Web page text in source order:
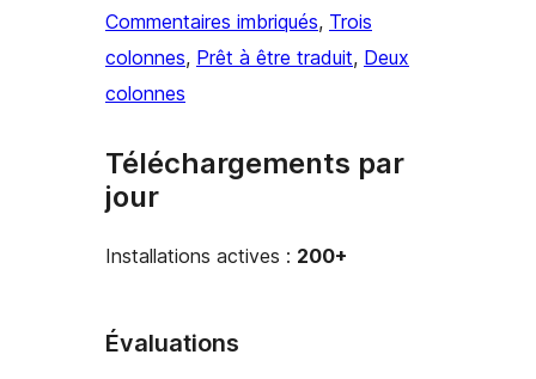
Commentaires imbriqués, Trois
colonnes, Prêt à être traduit, Deux
colonnes
Téléchargements par
jour
Installations actives : 200+
Évaluations